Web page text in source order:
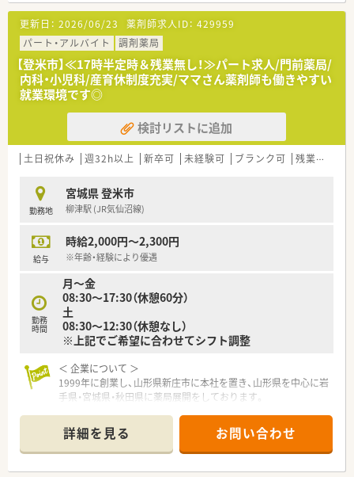
〇認定薬剤師・専門薬剤師を取得している方（研修認定薬剤師
以外）
〇病院経験・MR経験がある方
〇在宅経験があり、今後も在宅業務に積極的に関わりたい方
≪数字でみる同企業≫
■大学病院・総合病院を中心とした門前薬局への出店割合 約
63％
■全国の大学病院総数に対する出店割合 約50%
■従業員の男女比率 4:7（女性が多め）
■育休からの復帰者の社員定着率 97％
■かかりつけ薬剤師の在籍店舗割合 86%
≪企業について≫
舗以上を展開しています。
創業以来一貫して真の医薬分業を企業理念として掲げ、医薬分業
★安心の教育体制★
入社1年目の方から中途入社の方まで、永続的に成長できる教育
制度を多数用意しています。
新入社員集合研修、マンツーマン指導に基づくOJT 制度、e-
Learning による研修システム、各種勉強会、接遇（CS）研修、管理
ー、認定薬剤師取得補助、大学病院実務研修 ほか
更新日： 2026/06/23 薬剤師求人ID： 429959
パート・アルバイト
調剤薬局
【登米市】≪17時半定時＆残業無し！≫パート求人/門前薬局/
内科・小児科/産育休制度充実/ママさん薬剤師も働きやすい
就業環境です◎
検討リストに追加
土日祝休み 週32h以上 新卒可 未経験可 ブランク可 残業なし(ほぼなし含む)
勤務地
宮城県 登米市
柳津駅 (JR気仙沼線)
給与
時給2,000円～2,300円
※年齢・経験により優遇
勤務
時間
月～金
08:30～17:30（休憩60分）
土
08:30～12:30（休憩なし）
※上記でご希望に合わせてシフト調整
＜ 企業について ＞
1999年に創業し、山形県新庄市に本社を置き、山形県を中心に岩
手県・宮城県・秋田県に薬局展開をしております。
る企業様です。地域の患者様とのつながりを大切にしたい、これ
までの経験を活かして専門分野でスキルを磨きたいという方に
オススメです。
医療過疎となりやすい田舎のエリアに出店する傾向があり、地域
詳細を見る お問い合わせ